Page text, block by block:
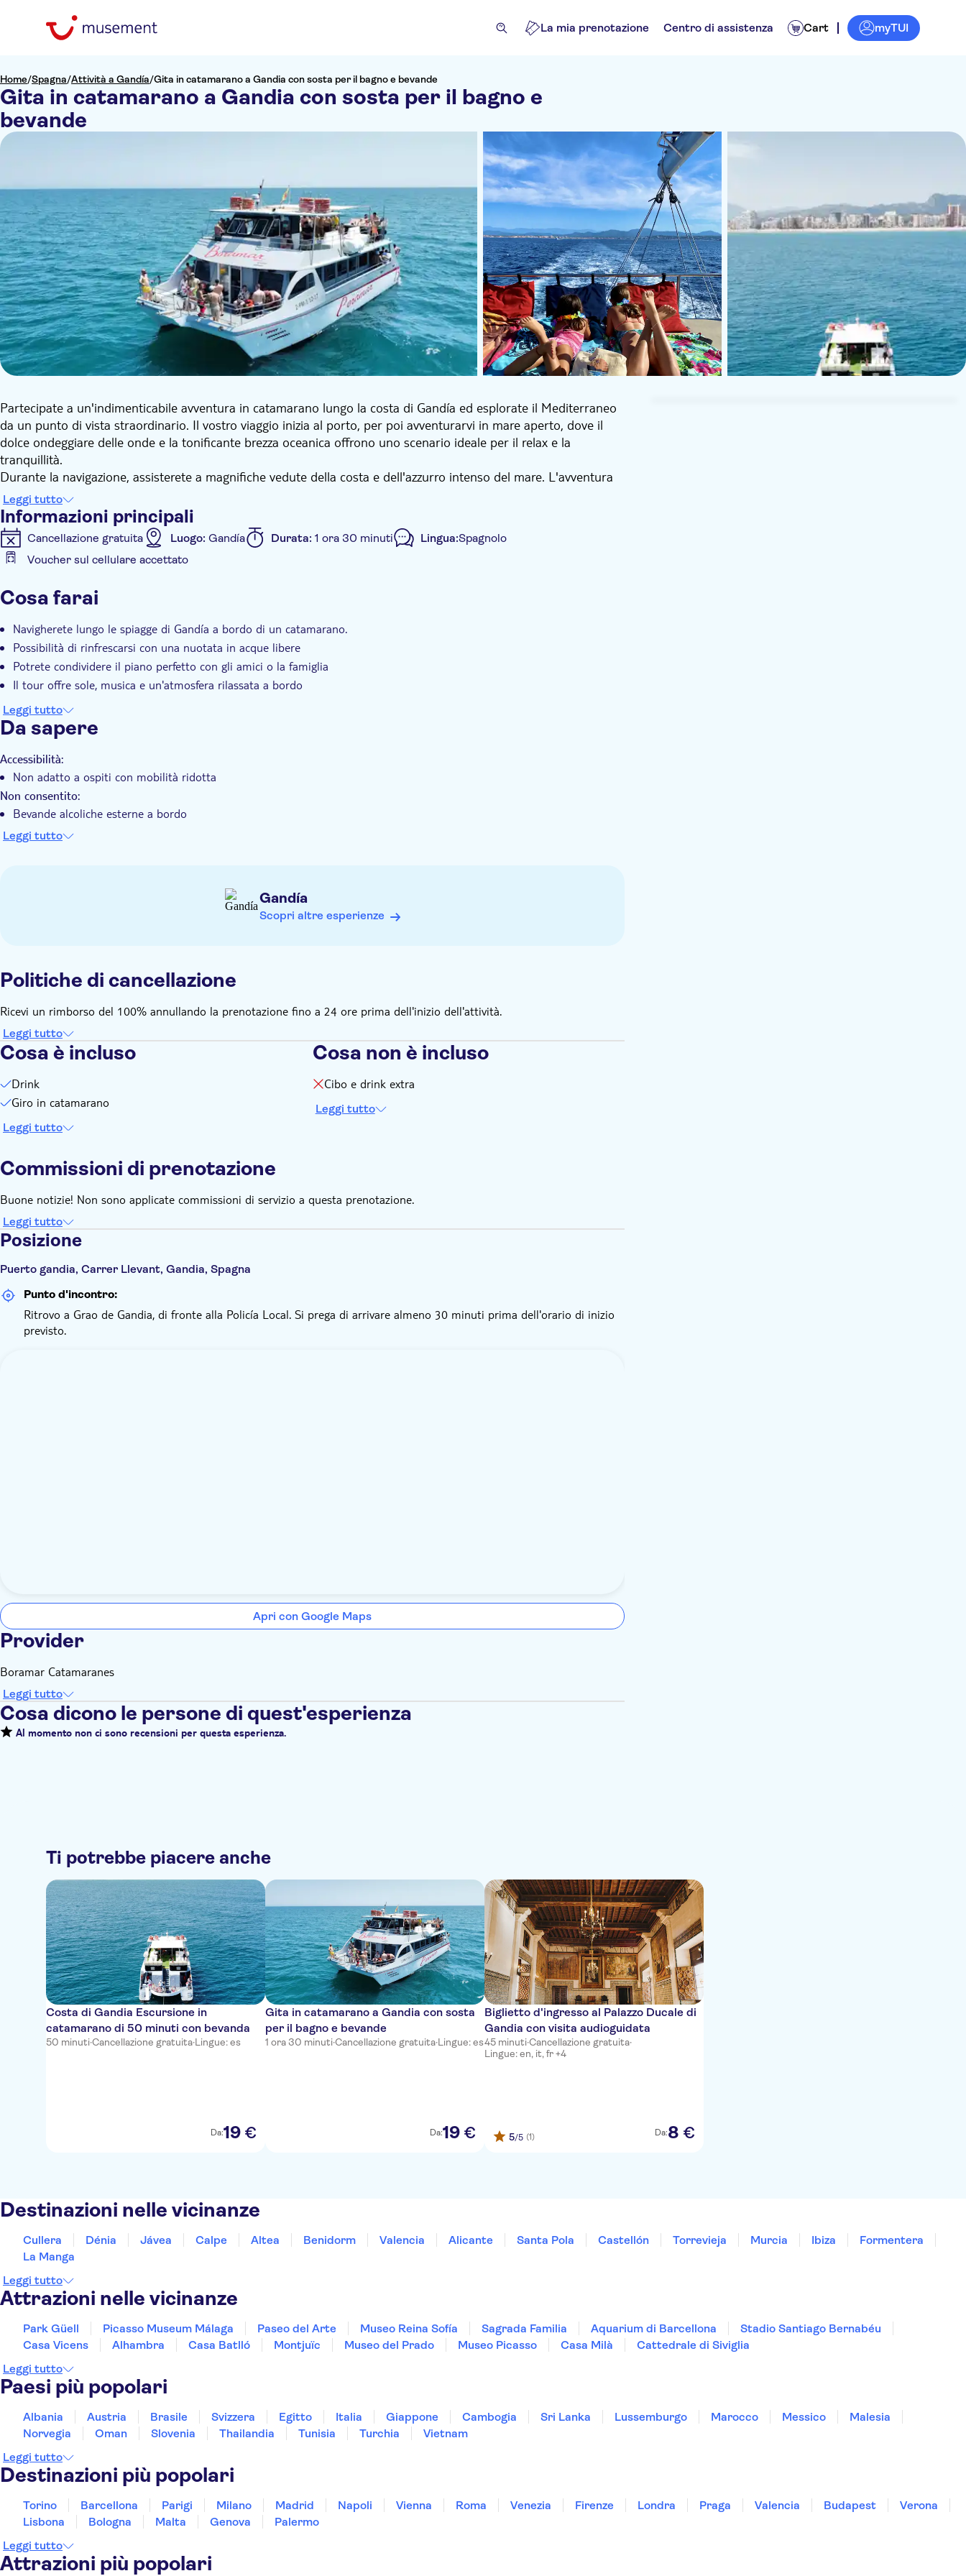
La mia prenotazione Centro di assistenza Cart myTUI
Home/Spagna/Attività a Gandía/Gita in catamarano a Gandia con sosta per il bagno e bevande
Gita in catamarano a Gandia con sosta per il bagno e
bevande
Partecipate a un'indimenticabile avventura in catamarano lungo la costa di Gandía ed esplorate il Mediterraneo
da un punto di vista straordinario. Il vostro viaggio inizia al porto, per poi avventurarvi in mare aperto, dove il
dolce ondeggiare delle onde e la tonificante brezza oceanica offrono uno scenario ideale per il relax e la
tranquillità.
Durante la navigazione, assisterete a magnifiche vedute della costa e dell'azzurro intenso del mare. L'avventura
prevede una sosta in mare aperto per una nuotata rinfrescante in un ambiente sereno e panoramico. A bordo
viene offerta una bevanda gratuita per migliorare il vostro divertimento, mentre la musica rilassante e
l'atmosfera rilassata danno il tono giusto.
Questa esperienza è perfetta per amici, coppie o famiglie che desiderano crogiolarsi al sole, godersi l'oceano e
creare ricordi indimenticabili sull'acqua.
Leggi tutto
Informazioni principali
Cancellazione gratuita Luogo: Gandía Durata: 1 ora 30 minuti Lingua:Spagnolo
Voucher sul cellulare accettato
Conferma istantanea
Cosa farai
Navigherete lungo le spiagge di Gandía a bordo di un catamarano.
Possibilità di rinfrescarsi con una nuotata in acque libere
Potrete condividere il piano perfetto con gli amici o la famiglia
Il tour offre sole, musica e un'atmosfera rilassata a bordo
Leggi tutto
Da sapere
Accessibilità:
Non adatto a ospiti con mobilità ridotta
Non consentito:
Bevande alcoliche esterne a bordo
Da sapere in anticipo:
Calzature comode e antiscivolo
Leggi tutto
Gandía
Scopri altre esperienze
Politiche di cancellazione
Ricevi un rimborso del 100% annullando la prenotazione fino a 24 ore prima dell'inizio dell'attività.
Leggi tutto
Cosa è incluso
Drink
Giro in catamarano
Leggi tutto
Cosa non è incluso
Cibo e drink extra
Leggi tutto
Commissioni di prenotazione
Buone notizie! Non sono applicate commissioni di servizio a questa prenotazione.
Leggi tutto
Posizione
Puerto gandia, Carrer Llevant, Gandia, Spagna
Punto d'incontro:
Ritrovo a Grao de Gandia, di fronte alla Policía Local. Si prega di arrivare almeno 30 minuti prima dell'orario di inizio
previsto.
Apri con Google Maps
Provider
Boramar Catamaranes
Leggi tutto
Cosa dicono le persone di quest'esperienza
Al momento non ci sono recensioni per questa esperienza.
Ti potrebbe piacere anche
Costa di Gandia Escursione in
catamarano di 50 minuti con bevanda
50 minuti·Cancellazione gratuita·Lingue: es
Da:19 €
Gita in catamarano a Gandia con sosta
per il bagno e bevande
1 ora 30 minuti·Cancellazione gratuita·Lingue: es
Da:19 €
Biglietto d'ingresso al Palazzo Ducale di
Gandia con visita audioguidata
45 minuti·Cancellazione gratuita·
Lingue: en, it, fr +4
5/5 (1) Da:8 €
Destinazioni nelle vicinanze
Cullera Dénia Jávea Calpe Altea Benidorm Valencia Alicante Santa Pola Castellón Torrevieja Murcia Ibiza
Formentera
La Manga
Leggi tutto
Attrazioni nelle vicinanze
Park Güell Picasso Museum Málaga Paseo del Arte Museo Reina Sofía Sagrada Familia Aquarium di Barcellona
Stadio Santiago Bernabéu
Casa Vicens
Alhambra Casa Batlló Montjuïc Museo del Prado Museo Picasso Casa Milà
Cattedrale di Siviglia
Leggi tutto
Paesi più popolari
Albania Austria Brasile Svizzera Egitto Italia Giappone Cambogia Sri Lanka Lussemburgo Marocco Messico
Malesia
Norvegia
Oman Slovenia Thailandia Tunisia Turchia
Vietnam
Leggi tutto
Destinazioni più popolari
Torino Barcellona Parigi Milano Madrid Napoli Vienna Roma Venezia Firenze Londra Praga Valencia Budapest
Verona
Lisbona
Bologna Malta Genova
Palermo
Leggi tutto
Attrazioni più popolari